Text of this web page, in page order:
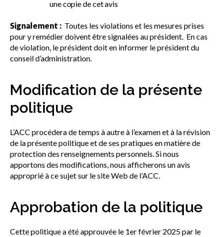
une copie de cet avis
Signalement : Toutes les violations et les mesures prises
pour y remédier doivent être signalées au président. En cas
de violation, le président doit en informer le président du
conseil d’administration.
Modification de la présente
politique
L’ACC procédera de temps à autre à l’examen et à la révision
de la présente politique et de ses pratiques en matière de
protection des renseignements personnels. Si nous
apportons des modifications, nous afficherons un avis
approprié à ce sujet sur le site Web de l’ACC.
Approbation de la politique
Cette politique a été approuvée le 1er février 2025 par le